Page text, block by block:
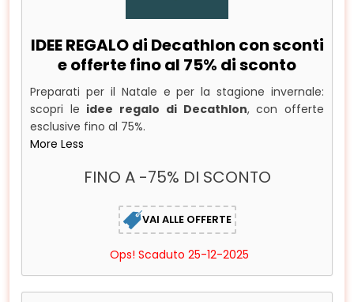
IDEE REGALO di Decathlon con sconti
e offerte fino al 75% di sconto
Preparati per il Natale e per la stagione invernale:
scopri le idee regalo di Decathlon, con offerte
esclusive fino al 75%.
More Less
FINO A -75% DI SCONTO
VAI ALLE OFFERTE
Ops! Scaduto 25-12-2025